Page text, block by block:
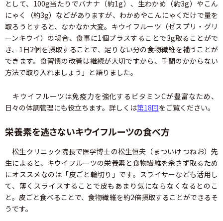
として、100g当たりでバナナ（約1g）、生わかめ（約3g）やこん
にゃく（約3g）などがありますが、わかめやこんにゃくだけで量を
取ろうとすると、なかなか大変。キウイフルーツ（ゼスプリ・グリ
ーンキウイ）の場合、食事に1個プラスすることで3g取ることがで
き、1日2個を摂取することで、足りない分の食物繊維を補うことが
できます。食習慣の改善は継続が大切ですから、手間のかからない
方法で取り入れましょう」と語りました。
キウイフルーツは免疫力を強化するビタミンCが豊富なため、
日々の体調管理にも役立ちます。詳しくは第18回をご覧ください。
栄養素を逃さないキウイフルーツの食べ方
松生クリニック院長で医学博士の松生恒夫（まついけ つねお）先
生によると、キウイフルーツの栄養素と食物繊維を余さず取るため
にオススメなのは「皮ごと輪切り」です。スライサーなども活用し
て、薄くスライスすることで皮もあまり気にならなくなるとのこ
と。皮ごと食べることで、食物繊維を約2倍摂取することができるそ
うです。